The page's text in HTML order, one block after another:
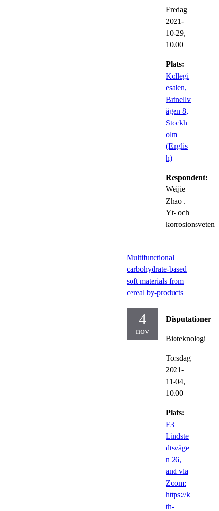
Fredag
2021-
10-29,
10.00
Plats:
Kollegi
esalen,
Brinellv
ägen 8,
Stockh
olm
(Englis
h)
Respondent:
Weijie
Zhao ,
Yt- och
Multifunctional
carbohydrate-based
soft materials from
cereal by-products
4
nov
Disputationer
Bioteknologi
Torsdag
2021-
11-04,
10.00
Plats:
F3,
Lindste
dtsväge
n 26,
and via
Zoom:
https://k
th-